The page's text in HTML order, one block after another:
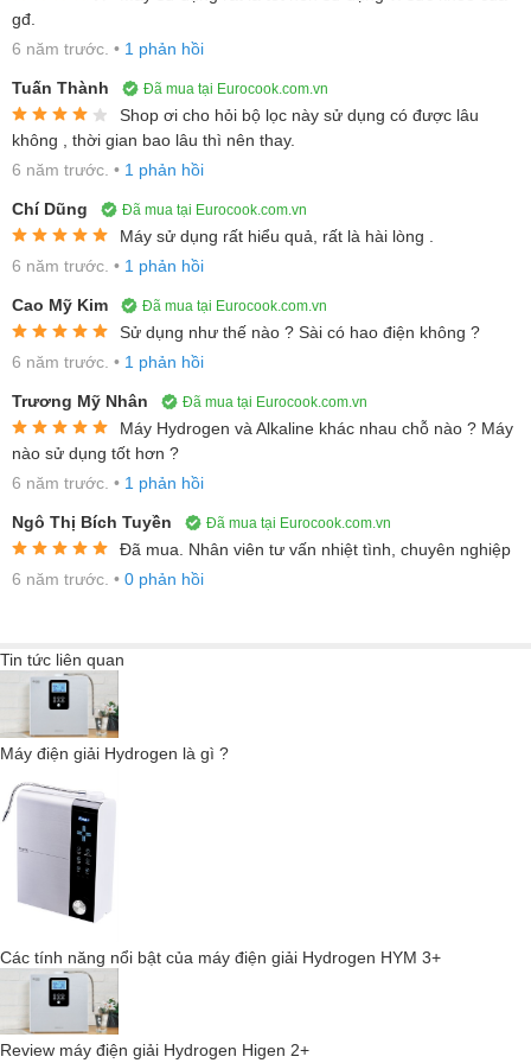
đã ký hợp đồng trị giá 50 triệu đô la Mỹ trong MOU để tham gia
vào phái đoàn kinh tế tại tám quốc gia hàng đầu thế giới trong
56 quốc gia trên toàn thế giới
Trải qua hơn 20 năm nghiên cứu và phát triển, KYK là thương
hiệu máy lọc nước ion kiềm nội địa nổi tiếng hàng đầu Hàn Quốc
với hơn 40 chứng chỉ, bằng cấp trong lĩnh vực nước. Đồng thời
KYK đã đạt chuẩn thiết bị y tế tại Hàn Quốc, luôn nằm trong top
các sản phẩm bán chạy nhất và được đánh giá 5 sao tại đất nước
này.
Cận cảnh máy lọc nước ion kiềm HYDROGEN KYK HIGEN 1+
máy điện giải nước ion kiềm, là thiết bị sử dụng công nghệ điện
phân để phân tách các phân tử nước thành nguồn nước ion kiềm
vô cùng quý đối với sức khỏe và đời sống người sử dụng.
Máy điện giải
gđ.
6 năm trước. • 1 phản hồi
Tuấn Thành Đã mua tại Eurocook.com.vn
Shop ơi cho hỏi bộ lọc này sử dụng có được lâu
không , thời gian bao lâu thì nên thay.
6 năm trước. • 1 phản hồi
Chí Dũng Đã mua tại Eurocook.com.vn
Máy sử dụng rất hiểu quả, rất là hài lòng .
6 năm trước. • 1 phản hồi
Cao Mỹ Kim Đã mua tại Eurocook.com.vn
Sử dụng như thế nào ? Sài có hao điện không ?
6 năm trước. • 1 phản hồi
Trương Mỹ Nhân Đã mua tại Eurocook.com.vn
Máy Hydrogen và Alkaline khác nhau chỗ nào ? Máy
nào sử dụng tốt hơn ?
6 năm trước. • 1 phản hồi
Ngô Thị Bích Tuyền Đã mua tại Eurocook.com.vn
Đã mua. Nhân viên tư vấn nhiệt tình, chuyên nghiệp
6 năm trước. • 0 phản hồi
Tin tức liên quan
Máy điện giải Hydrogen là gì ?
Các tính năng nổi bật của máy điện giải Hydrogen HYM 3+
Review máy điện giải Hydrogen Higen 2+